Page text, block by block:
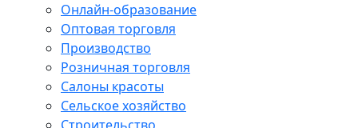
Онлайн-образование
Оптовая торговля
Производство
Розничная торговля
Салоны красоты
Сельское хозяйство